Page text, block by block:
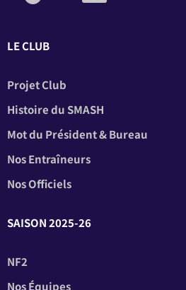
LE CLUB
Projet Club
Histoire du SMASH
Mot du Président & Bureau
Nos Entraîneurs
Nos Officiels
SAISON 2025-26
NF2
Nos Équipes